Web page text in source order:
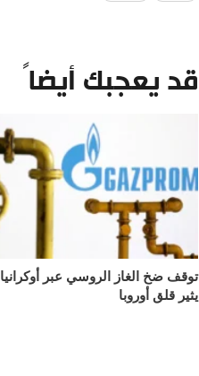
قد يعجبك أيضاً
توقف ضخ الغاز الروسي عبر أوكرانيا
يثير قلق أوروبا